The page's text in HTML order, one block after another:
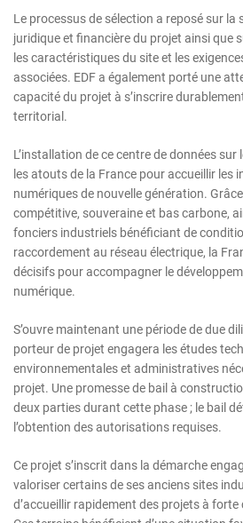
Le processus de sélection a reposé sur la
juridique et financière du projet ainsi que
les caractéristiques du site et les
associées. EDF a également porté une
capacité du projet à s’inscrire
territorial.
L’installation de ce centre de données
les atouts de la France pour accueillir les
numériques de nouvelle génération.
compétitive, souveraine et bas carbone,
fonciers industriels bénéficiant de
raccordement au réseau électrique, la
décisifs pour accompagner le
numérique.
S’ouvre maintenant une période de due
porteur de projet engagera les études
environnementales et administratives
projet. Une promesse de bail à
deux parties durant cette phase ; le bail
l’obtention des autorisations requises.
Ce projet s’inscrit dans la démarche
valoriser certains de ses anciens sites
d’accueillir rapidement des projets à